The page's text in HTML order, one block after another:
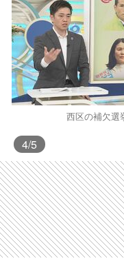
西区の補欠選
4/5